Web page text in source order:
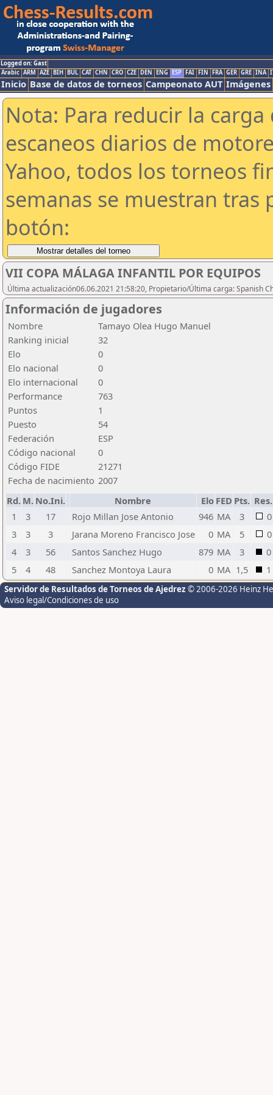
Logged on: Gast
Arabic ARM AZE BIH BUL CAT CHN CRO CZE DEN ENG ESP FAI FIN FRA GER GRE INA
Inicio Base de datos de torneos Campeonato AUT Imágenes
Nota: Para reducir la
escaneos diarios de
Yahoo, todos los torneos
semanas se muestran tras
botón:
VII COPA MÁLAGA INFANTIL POR EQUIPOS
Última actualización06.06.2021 21:58:20, Propietario/Última carga: Spanish
Información de jugadores
Nombre
Tamayo Olea Hugo Manuel
Ranking inicial
32
Elo
0
Elo nacional
0
Elo internacional
0
Performance
763
Puntos
1
Puesto
54
Federación
ESP
Código nacional
0
Código FIDE
21271
Fecha de nacimiento 2007
Rd. M. No.Ini. Nombre Elo FED Pts. Res.
1
3 17 Rojo Millan Jose Antonio 946 MA 3
0
3
3 3 Jarana Moreno Francisco Jose 0 MA 5
0
4
3 56 Santos Sanchez Hugo 879 MA 3
0
5
4 48 Sanchez Montoya Laura 0 MA 1,5 1
Servidor de Resultados de Torneos de Ajedrez © 2006-2026 Heinz
Aviso legal/Condiciones de uso